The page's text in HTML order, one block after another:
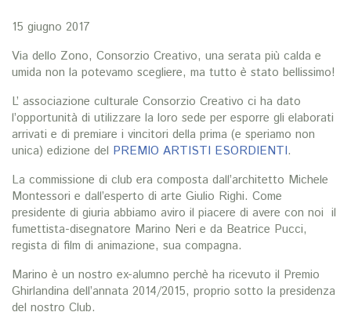
15 giugno 2017
Via dello Zono, Consorzio Creativo, una serata più calda e
umida non la potevamo scegliere, ma tutto è stato bellissimo!
L’ associazione culturale Consorzio Creativo ci ha dato
l’opportunità di utilizzare la loro sede per esporre gli elaborati
arrivati e di premiare i vincitori della prima (e speriamo non
unica) edizione del PREMIO ARTISTI ESORDIENTI.
La commissione di club era composta dall’architetto Michele
Montessori e dall’esperto di arte Giulio Righi. Come
presidente di giuria abbiamo aviro il piacere di avere con noi il
fumettista-disegnatore Marino Neri e da Beatrice Pucci,
regista di film di animazione, sua compagna.
Marino è un nostro ex-alumno perchè ha ricevuto il Premio
Ghirlandina dell’annata 2014/2015, proprio sotto la presidenza
del nostro Club.